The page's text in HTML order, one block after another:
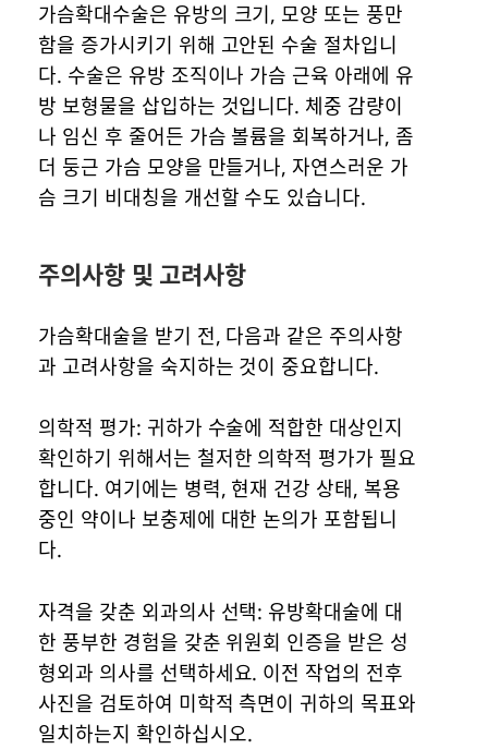
가슴확대수술은 유방의 크기, 모양 또는 풍만
함을 증가시키기 위해 고안된 수술 절차입니
다. 수술은 유방 조직이나 가슴 근육 아래에 유
방 보형물을 삽입하는 것입니다. 체중 감량이
나 임신 후 줄어든 가슴 볼륨을 회복하거나, 좀
더 둥근 가슴 모양을 만들거나, 자연스러운 가
슴 크기 비대칭을 개선할 수도 있습니다.
주의사항 및 고려사항
가슴확대술을 받기 전, 다음과 같은 주의사항
과 고려사항을 숙지하는 것이 중요합니다.
의학적 평가: 귀하가 수술에 적합한 대상인지
확인하기 위해서는 철저한 의학적 평가가 필요
합니다. 여기에는 병력, 현재 건강 상태, 복용
중인 약이나 보충제에 대한 논의가 포함됩니
다.
자격을 갖춘 외과의사 선택: 유방확대술에 대
한 풍부한 경험을 갖춘 위원회 인증을 받은 성
형외과 의사를 선택하세요. 이전 작업의 전후
사진을 검토하여 미학적 측면이 귀하의 목표와
일치하는지 확인하십시오.